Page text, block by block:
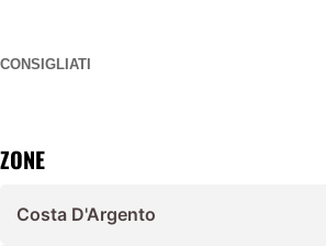
CONSIGLIATI
ZONE
Costa D'Argento